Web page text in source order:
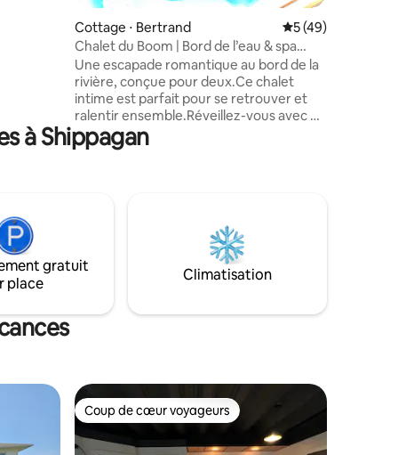
Cottage ⋅ Bertrand Évaluation
5 (49)
Chalet du Boom | Bord de l’eau & spa
privé
Une escapade romantique au bord de la
rivière, conçue pour deux.Ce chalet
intime est parfait pour se retrouver et
ralentir ensemble.Réveillez-vous avec un
café au bord de l’eau,détendez-vous
dans le spa au coucher du soleil et
inoubliables.Profitez de la balançoire,de
repas BBQ et de matins
paisibles.Respirez et reconnectez en
à Shippagan
gratuit
place
Climatisation
Coup de cœur voyageurs
Coup de cœur voyageurs